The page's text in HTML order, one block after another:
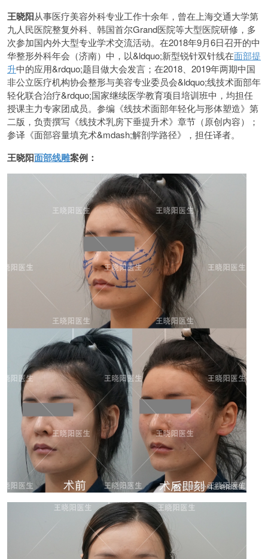
王晓阳从事医疗美容外科专业工作十余年，曾在上海交通大学第
九人民医院整复外科、韩国首尔Grand医院等大型医院研修，多
次参加国内外大型专业学术交流活动。在2018年9月6日召开的中
华整形外科年会（济南）中，以&ldquo;新型锐针双针线在面部提
升中的应用&rdquo;题目做大会发言；在2018、2019年两期中国
非公立医疗机构协会整形与美容专业委员会&ldquo;线技术面部年
轻化联合治疗&rdquo;国家继续医学教育项目培训班中，均担任
授课主力专家团成员。参编《线技术面部年轻化与形体塑造》第
二版，负责撰写《线技术乳房下垂提升术》章节（原创内容）；
参译《面部容量填充术&mdash;解剖学路径》，担任译者。
王晓阳面部线雕案例：